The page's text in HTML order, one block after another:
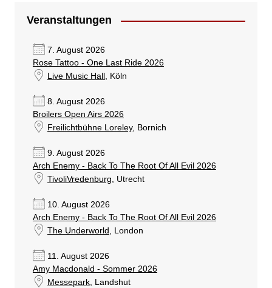
Veranstaltungen
7. August 2026
Rose Tattoo - One Last Ride 2026
Live Music Hall , Köln
8. August 2026
Broilers Open Airs 2026
Freilichtbühne Loreley, Bornich
9. August 2026
Arch Enemy - Back To The Root Of All Evil 2026
TivoliVredenburg, Utrecht
10. August 2026
Arch Enemy - Back To The Root Of All Evil 2026
The Underworld , London
11. August 2026
Amy Macdonald - Sommer 2026
Messepark, Landshut